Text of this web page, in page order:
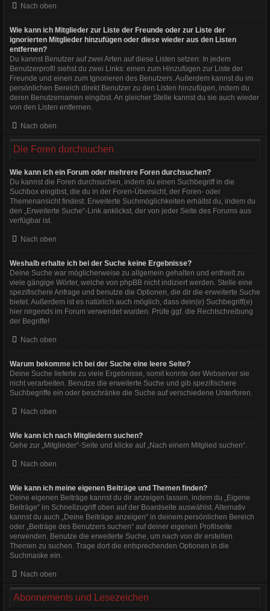
Nach oben
Wie kann ich Mitglieder zur Liste der Freunde oder zur Liste der
ignorierten Mitglieder hinzufügen oder diese wieder aus den Listen
entfernen?
Du kannst Benutzer auf zwei Arten auf diese Listen setzen: In jedem
Benutzerprofil siehst du zwei Links: einen zum Hinzufügen zur Liste der
Freunde und einen zum Ignorieren des Benutzers. Außerdem kannst du im
persönlichen Bereich direkt Benutzer zu den Listen hinzufügen, indem du
deren Benutzernamen eingibst. An gleicher Stelle kannst du sie auch wieder
von den Listen entfernen.
Nach oben
Die Foren durchsuchen
Wie kann ich ein Forum oder mehrere Foren durchsuchen?
Du kannst die Foren durchsuchen, indem du einen Suchbegriff in die
Suchbox eingibst, die du in der Foren-Übersicht, der Foren- oder
Themenansicht findest. Erweiterte Suchmöglichkeiten erhältst du, indem du
den „Erweiterte Suche“-Link anklickst, der von jeder Seite des Forums aus
verfügbar ist.
Nach oben
Weshalb erhalte ich bei der Suche keine Ergebnisse?
Deine Suche war möglicherweise zu allgemein gehalten und enthielt zu
viele gängige Wörter, welche von phpBB nicht indiziert werden. Stelle eine
spezifischere Anfrage und benutze die Optionen, die dir die erweiterte Suche
bietet. Außerdem ist es natürlich auch möglich, dass dein(e) Suchbegriff(e)
hier nirgends im Forum verwendet wurden. Prüfe ggf. die Rechtschreibung
der Begriffe!
Nach oben
Warum bekomme ich bei der Suche eine leere Seite?
Deine Suche lieferte zu viele Ergebnisse, somit konnte der Webserver sie
nicht verarbeiten. Benutze die erweiterte Suche und gib spezifischere
Suchbegriffe ein oder beschränke die Suche auf verschiedene Unterforen.
Nach oben
Wie kann ich nach Mitgliedern suchen?
Gehe zur „Mitglieder“-Seite und klicke auf „Nach einem Mitglied suchen“.
Nach oben
Wie kann ich meine eigenen Beiträge und Themen finden?
Deine eigenen Beiträge kannst du dir anzeigen lassen, indem du „Eigene
Beiträge“ im Schnellzugriff oben auf der Boardseite auswählst. Alternativ
kannst du auch „Deine Beiträge anzeigen“ in deinem persönlichen Bereich
oder „Beiträge des Benutzers suchen“ auf deiner eigenen Profilseite
verwenden. Benutze die erweiterte Suche, um nach von dir erstellen
Themen zu suchen. Trage dort die entsprechenden Optionen in die
Suchmaske ein.
Nach oben
Abonnements und Lesezeichen